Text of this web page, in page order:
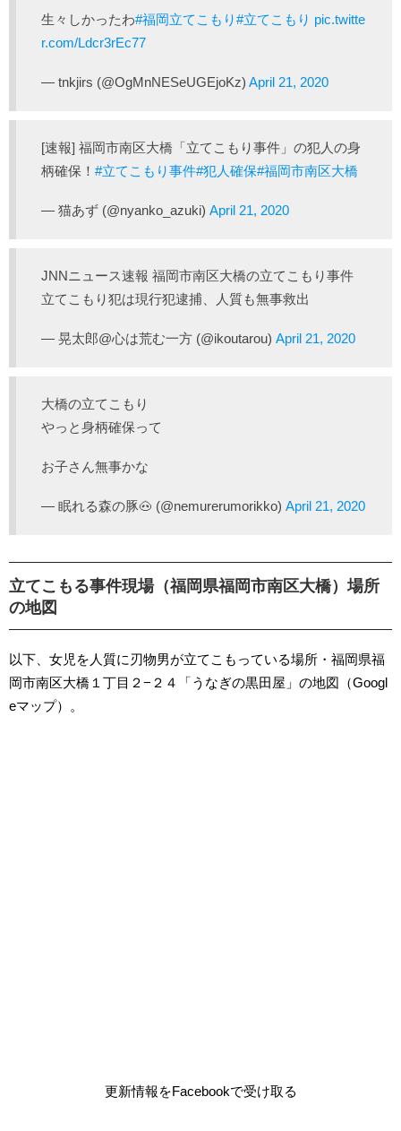
生々しかったわ#福岡立てこもり#立てこもり pic.twitte
r.com/Ldcr3rEc77
— tnkjirs (@OgMnNESeUGEjoKz) April 21, 2020
[速報] 福岡市南区大橋「立てこもり事件」の犯人の身
柄確保！ #立てこもり事件#犯人確保#福岡市南区大橋
— 猫あず (@nyanko_azuki) April 21, 2020
JNNニュース速報 福岡市南区大橋の立てこもり事件
立てこもり犯は現行犯逮捕、人質も無事救出
— 晃太郎@心は荒む一方 (@ikoutarou) April 21, 2020
大橋の立てこもり
やっと身柄確保って
お子さん無事かな
— 眠れる森の豚🐽 (@nemurerumorikko) April 21, 2020
立てこもる事件現場（福岡県福岡市南区大橋）場所
の地図
以下、女児を人質に刃物男が立てこもっている場所・福岡県福
岡市南区大橋１丁目２−２４「うなぎの黒田屋」の地図（Googl
eマップ）。
更新情報をFacebookで受け取る